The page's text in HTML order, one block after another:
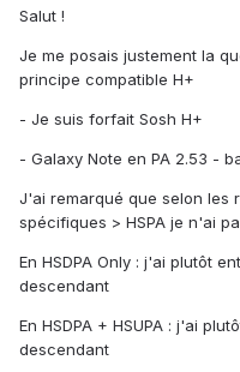
Salut !
Je me posais justement la
principe compatible H+
- Je suis forfait Sosh H+
- Galaxy Note en PA 2.53 -
J'ai remarqué que selon les
spécifiques > HSPA je n'ai
En HSDPA Only : j'ai plutôt
descendant
En HSDPA + HSUPA : j'ai
descendant